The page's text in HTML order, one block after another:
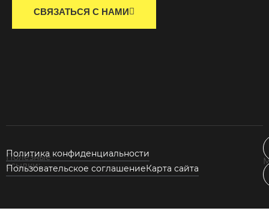
СВЯЗАТЬСЯ С НАМИ
Полезные
ссылки:
Политика конфиденциальности
Пользовательское соглашениеКарта сайта